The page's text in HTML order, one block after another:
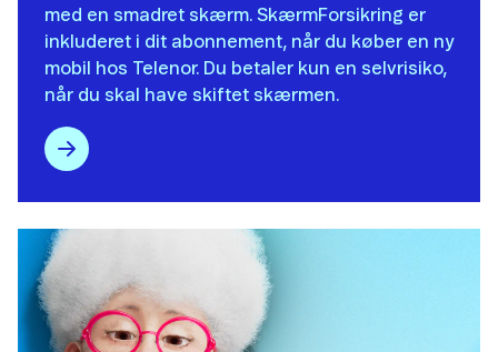
med en smadret skærm. SkærmForsikring er
inkluderet i dit abonnement, når du køber en ny
mobil hos Telenor​. Du betaler kun en selvrisiko,
når du skal have skiftet skærmen.